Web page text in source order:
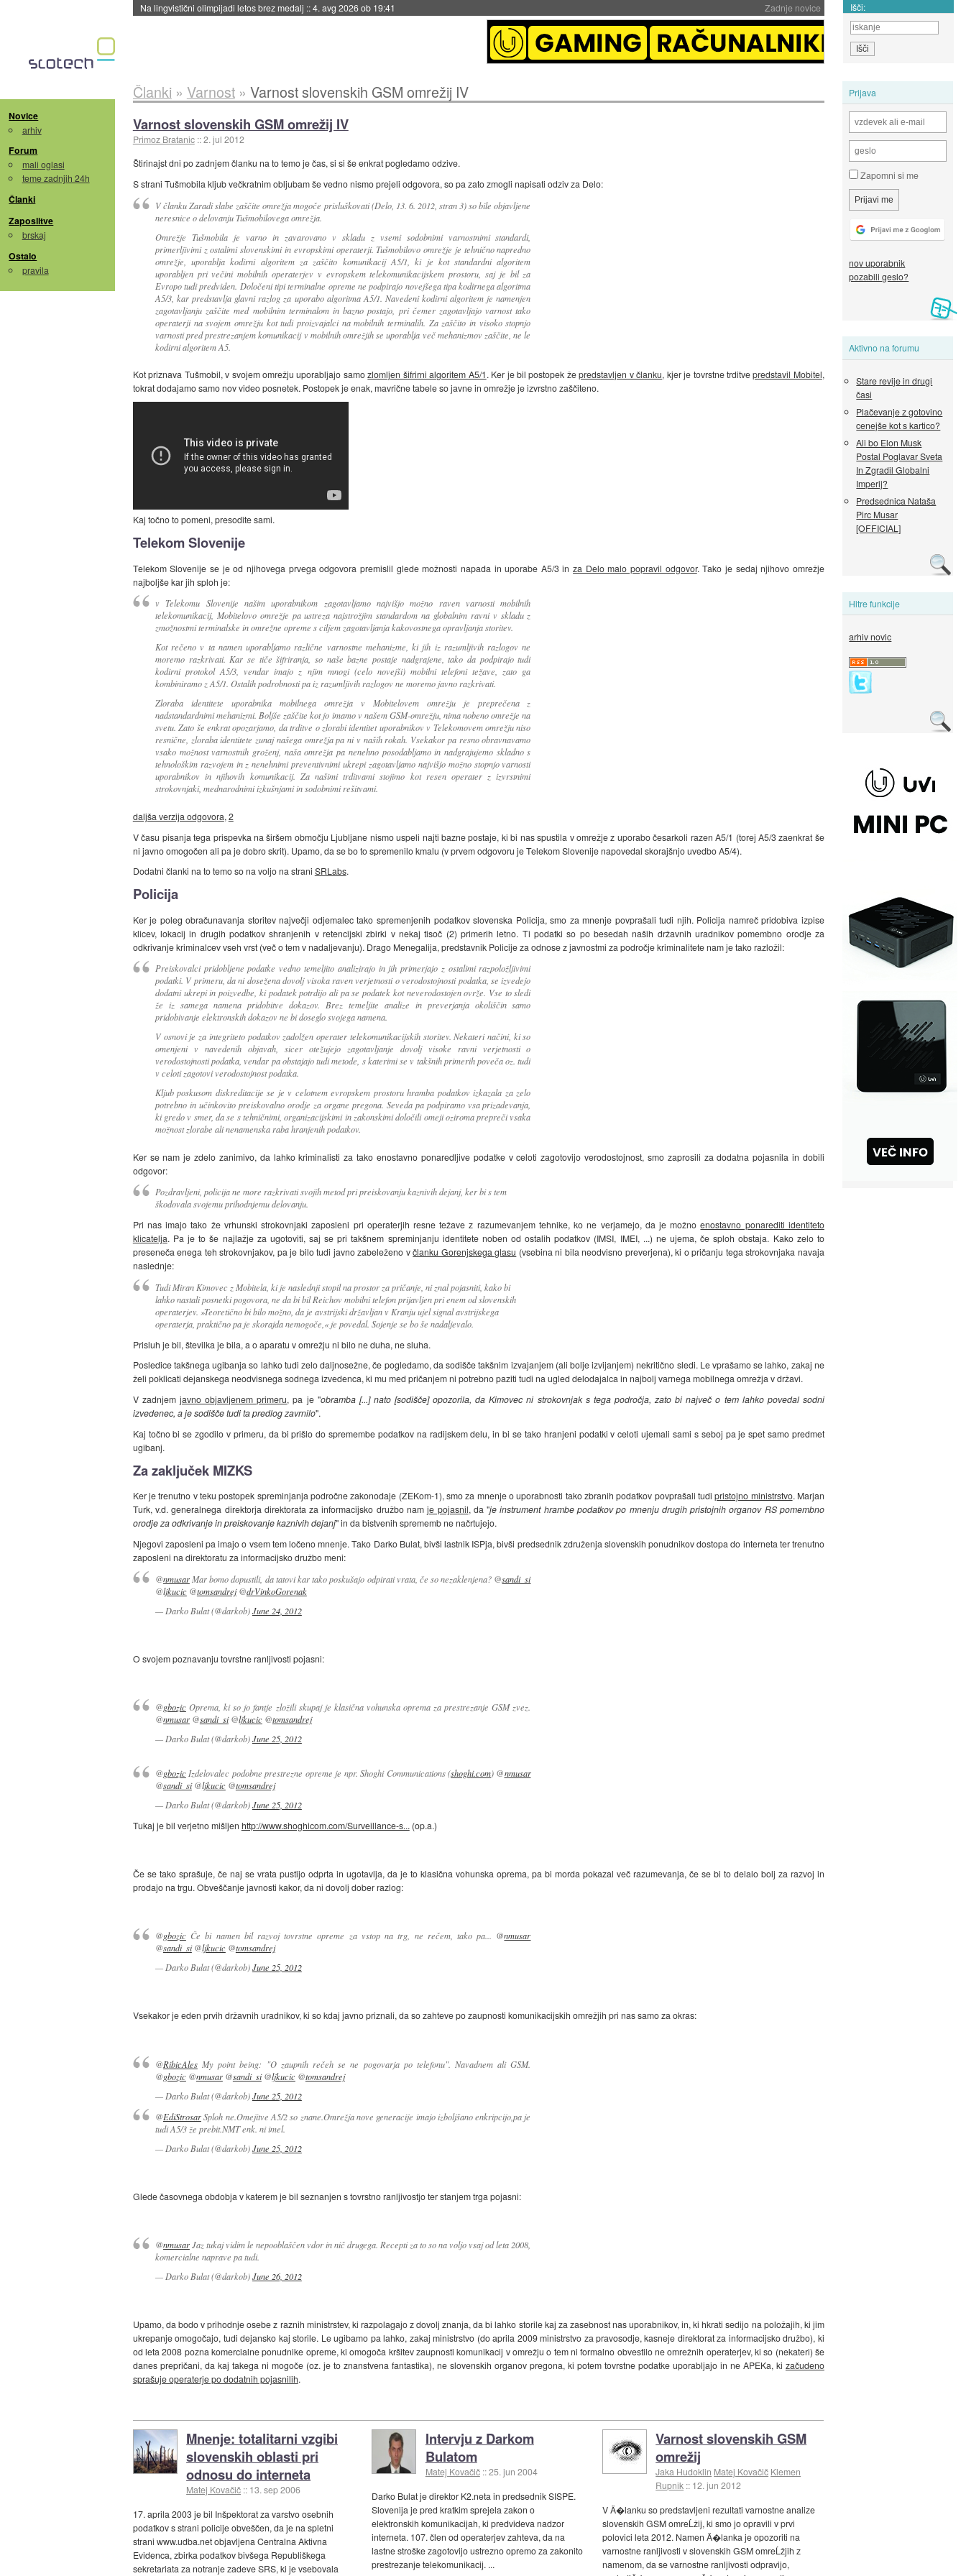
Zadnje novice
Na lingvistični olimpijadi letos brez medalj ::4. avg 2026 ob 19:41 Išči:
Novice
arhiv
Forum
mali oglasi
teme zadnjih 24h
Članki
Zaposlitve
brskaj
Ostalo
pravila
Prijava
Zapomni si me
nov uporabnik
pozabili geslo?
Aktivno na forumu
Stare revije in drugi
časi
Plačevanje z gotovino
cenejše kot s kartico?
Ali bo Elon Musk
Postal Poglavar Sveta
In Zgradil Globalni
Imperij?
Predsednica Nataša
Pirc Musar
[OFFICIAL]
Hitre funkcije
arhiv novic
Članki » Varnost» Varnost slovenskih GSM omrežij IV
Varnost slovenskih GSM omrežij IV
Primoz Bratanic ::2. jul 2012
Štirinajst dni po zadnjem članku na to temo je čas, si si še enkrat pogledamo odzive.
S strani Tušmobila kljub večkratnim obljubam še vedno nismo prejeli odgovora, so pa zato zmogli napisati odziv za Delo:
V članku Zaradi slabe zaščite omrežja mogoče prisluškovati (Delo, 13. 6. 2012, stran 3) so bile objavljene
neresnice o delovanju Tušmobilovega omrežja.
Omrežje Tušmobila je varno in zavarovano v skladu z vsemi sodobnimi varnostnimi standardi,
primerljivimi z ostalimi slovenskimi in evropskimi operaterji. Tušmobilovo omrežje je tehnično napredno
omrežje, uporablja kodirni algoritem za zaščito komunikacij A5/1, ki je kot standardni algoritem
uporabljen pri večini mobilnih operaterjev v evropskem telekomunikacijskem prostoru, saj je bil za
Evropo tudi predviden. Določeni tipi terminalne opreme ne podpirajo novejšega tipa kodirnega algoritma
A5/3, kar predstavlja glavni razlog za uporabo algoritma A5/1. Navedeni kodirni algoritem je namenjen
zagotavljanju zaščite med mobilnim terminalom in bazno postajo, pri čemer zagotavljajo varnost tako
operaterji na svojem omrežju kot tudi proizvajalci na mobilnih terminalih. Za zaščito in visoko stopnjo
varnosti pred prestrezanjem komunikacij v mobilnih omrežjih se uporablja več mehanizmov zaščite, ne le
kodirni algoritem A5.
Kot priznava Tušmobil, v svojem omrežju uporabljajo samozlomljen šifrirni algoritem A5/1. Ker je bil postopek žepredstavljen v članku, kjer je tovrstne trditvepredstavil Mobitel,
tokrat dodajamo samo nov video posnetek. Postopek je enak, mavrične tabele so javne in omrežje je izvrstno zaščiteno.
Kaj točno to pomeni, presodite sami.
Telekom Slovenije
Telekom Slovenije se je od njihovega prvega odgovora premislil glede možnosti napada in uporabe A5/3 inza Delo malo popravil odgovor. Tako je sedaj njihovo omrežje
najboljše kar jih sploh je:
v Telekomu Slovenije našim uporabnikom zagotavljamo najvišjo možno raven varnosti mobilnih
telekomunikacij, Mobitelovo omrežje pa ustreza najstrožjim standardom na globalnim ravni v skladu z
zmožnostmi terminalske in omrežne opreme s ciljem zagotavljanja kakovostnega opravljanja storitev.
Kot rečeno v ta namen uporabljamo različne varnostne mehanizme, ki jih iz razumljivih razlogov ne
moremo razkrivati. Kar se tiče šifriranja, so naše bazne postaje nadgrajene, tako da podpirajo tudi
kodirni protokol A5/3, vendar imajo z njim mnogi (celo novejši) mobilni telefoni težave, zato ga
kombiniramo z A5/1. Ostalih podrobnosti pa iz razumljivih razlogov ne moremo javno razkrivati.
Zloraba identitete uporabnika mobilnega omrežja v Mobitelovem omrežju je preprečena z
nadstandardnimi mehanizmi. Boljše zaščite kot jo imamo v našem GSM-omrežju, nima nobeno omrežje na
svetu. Zato še enkrat opozarjamo, da trditve o zlorabi identitet uporabnikov v Telekomovem omrežju niso
resnične, zloraba identitete zunaj našega omrežja pa ni v naših rokah. Vsekakor pa resno obravnavamo
vsako možnost varnostnih groženj, naša omrežja pa nenehno posodabljamo in nadgrajujemo skladno s
tehnološkim razvojem in z nenehnimi preventivnimi ukrepi zagotavljamo najvišjo možno stopnjo varnosti
uporabnikov in njihovih komunikacij. Za našimi trditvami stojimo kot resen operater z izvrstnimi
strokovnjaki, mednarodnimi izkušnjami in sodobnimi rešitvami.
daljša verzija odgovora, 2
V času pisanja tega prispevka na širšem območju Ljubljane nismo uspeli najti bazne postaje, ki bi nas spustila v omrežje z uporabo česarkoli razen A5/1 (torej A5/3 zaenkrat še
ni javno omogočen ali pa je dobro skrit). Upamo, da se bo to spremenilo kmalu (v prvem odgovoru je Telekom Slovenije napovedal skorajšnjo uvedbo A5/4).
Dodatni članki na to temo so na voljo na strani SRLabs.
Policija
Ker je poleg obračunavanja storitev največji odjemalec tako spremenjenih podatkov slovenska Policija, smo za mnenje povprašali tudi njih. Policija namreč pridobiva izpise
klicev, lokacij in drugih podatkov shranjenih v retencijski zbirki v nekaj tisoč (2) primerih letno. Ti podatki so po besedah naših državnih uradnikov pomembno orodje za
odkrivanje kriminalcev vseh vrst (več o tem v nadaljevanju). Drago Menegalija, predstavnik Policije za odnose z javnostmi za področje kriminalitete nam je tako razložil:
Preiskovalci pridobljene podatke vedno temeljito analizirajo in jih primerjajo z ostalimi razpoložljivimi
podatki. V primeru, da ni dosežena dovolj visoka raven verjetnosti o verodostojnosti podatka, se izvedejo
dodatni ukrepi in poizvedbe, ki podatek potrdijo ali pa se podatek kot neverodostojen ovrže. Vse to sledi
že iz samega namena pridobitve dokazov. Brez temeljite analize in preverjanja okoliščin samo
pridobivanje elektronskih dokazov ne bi doseglo svojega namena.
V osnovi je za integriteto podatkov zadolžen operater telekomunikacijskih storitev. Nekateri načini, ki so
omenjeni v navedenih objavah, sicer otežujejo zagotavljanje dovolj visoke ravni verjetnosti o
verodostojnosti podatka, vendar pa obstajajo tudi metode, s katerimi se v takšnih primerih poveča oz. tudi
v celoti zagotovi verodostojnost podatka.
Kljub poskusom diskreditacije se je v celotnem evropskem prostoru hramba podatkov izkazala za zelo
potrebno in učinkovito preiskovalno orodje za organe pregona. Seveda pa podpiramo vsa prizadevanja,
ki gredo v smer, da se s tehničnimi, organizacijskimi in zakonskimi določili omeji oziroma prepreči vsaka
možnost zlorabe ali nenamenska raba hranjenih podatkov.
Ker se nam je zdelo zanimivo, da lahko kriminalisti za tako enostavno ponaredljive podatke v celoti zagotovijo verodostojnost, smo zaprosili za dodatna pojasnila in dobili
odgovor:
Pozdravljeni, policija ne more razkrivati svojih metod pri preiskovanju kaznivih dejanj, ker bi s tem
škodovala svojemu prihodnjemu delovanju.
Pri nas imajo tako že vrhunski strokovnjaki zaposleni pri operaterjih resne težave z razumevanjem tehnike, ko ne verjamejo, da je možnoenostavno ponarediti identiteto
klicatelja. Pa je to še najlažje za ugotoviti, saj se pri takšnem spreminjanju identitete noben od ostalih podatkov (IMSI, IMEI, ...) ne ujema, če sploh obstaja. Kako zelo to
preseneča enega teh strokovnjakov, pa je bilo tudi javno zabeleženo včlanku Gorenjskega glasu (vsebina ni bila neodvisno preverjena), ki o pričanju tega strokovnjaka navaja
naslednje:
Tudi Miran Kimovec z Mobitela, ki je naslednji stopil na prostor za pričanje, ni znal pojasniti, kako bi
lahko nastali posnetki pogovora, ne da bi bil Reichov mobilni telefon prijavljen pri enem od slovenskih
operaterjev. »Teoretično bi bilo možno, da je avstrijski državljan v Kranju ujel signal avstrijskega
operaterja, praktično pa je skorajda nemogoče,« je povedal. Sojenje se bo še nadaljevalo.
Prisluh je bil, številka je bila, a o aparatu v omrežju ni bilo ne duha, ne sluha.
Posledice takšnega ugibanja so lahko tudi zelo daljnosežne, če pogledamo, da sodišče takšnim izvajanjem (ali bolje izvijanjem) nekritično sledi. Le vprašamo se lahko, zakaj ne
želi poklicati dejanskega neodvisnega sodnega izvedenca, ki mu med pričanjem ni potrebno paziti tudi na ugled delodajalca in najbolj varnega mobilnega omrežja v državi.
V zadnjemjavno objavljenem primeru, pa je "obramba [...] nato [sodišče] opozorila, da Kimovec ni strokovnjak s tega področja, zato bi največ o tem lahko povedal sodni
izvedenec, a je sodišče tudi ta predlog zavrnilo".
Kaj točno bi se zgodilo v primeru, da bi prišlo do spremembe podatkov na radijskem delu, in bi se tako hranjeni podatki v celoti ujemali sami s seboj pa je spet samo predmet
ugibanj.
Za zaključek MIZKS
Ker je trenutno v teku postopek spreminjanja področne zakonodaje (ZEKom-1), smo za mnenje o uporabnosti tako zbranih podatkov povprašali tudipristojno ministrstvo. Marjan
Turk, v.d. generalnega direktorja direktorata za informacijsko družbo namje pojasnil, da "je instrument hrambe podatkov po mnenju drugih pristojnih organov RS pomembno
orodje za odkrivanje in preiskovanje kaznivih dejanj" in da bistvenih sprememb ne načrtujejo.
Njegovi zaposleni pa imajo o vsem tem ločeno mnenje. Tako Darko Bulat, bivši lastnik ISPja, bivši predsednik združenja slovenskih ponudnikov dostopa do interneta ter trenutno
zaposleni na direktoratu za informacijsko družbo meni:
@nmusarMar bomo dopustili, da tatovi kar tako poskušajo odpirati vrata, če so nezaklenjena? @sandi_si
@ljkucic @tomsandrej@drVinkoGorenak
— Darko Bulat (@darkob)June 24, 2012
O svojem poznavanju tovrstne ranljivosti pojasni:
@gbozic Oprema, ki so jo fantje zložili skupaj je klasična vohunska oprema za prestrezanje GSM zvez.
@nmusar@sandi_si@ljkucic @tomsandrej
— Darko Bulat (@darkob)June 25, 2012
@gbozic Izdelovalec podobne prestrezne opreme je npr. Shoghi Communications (shoghi.com) @nmusar
@sandi_si@ljkucic @tomsandrej
— Darko Bulat (@darkob)June 25, 2012
Tukaj je bil verjetno mišljen http://www.shoghicom.com/Surveillance-s... (op.a.)
Če se tako sprašuje, če naj se vrata pustijo odprta in ugotavlja, da je to klasična vohunska oprema, pa bi morda pokazal več razumevanja, če se bi to delalo bolj za razvoj in
prodajo na trgu. Obveščanje javnosti kakor, da ni dovolj dober razlog:
@gbozic Če bi namen bil razvoj tovrstne opreme za vstop na trg, ne rečem, tako pa... @nmusar
@sandi_si@ljkucic @tomsandrej
— Darko Bulat (@darkob)June 25, 2012
Vsekakor je eden prvih državnih uradnikov, ki so kdaj javno priznali, da so zahteve po zaupnosti komunikacijskih omrežjih pri nas samo za okras:
@RibicAlesMy point being: "O zaupnih rečeh se ne pogovarja po telefonu". Navadnem ali GSM.
@gbozic @nmusar@sandi_si@ljkucic @tomsandrej
— Darko Bulat (@darkob)June 25, 2012
@EdiStrosarSploh ne.Omejitve A5/2 so znane.Omrežja nove generacije imajo izboljšano enkripcijo,pa je
tudi A5/3 že prebit.NMT enk. ni imel.
— Darko Bulat (@darkob)June 25, 2012
Glede časovnega obdobja v katerem je bil seznanjen s tovrstno ranljivostjo ter stanjem trga pojasni:
@nmusarJaz tukaj vidim le nepooblaščen vdor in nič drugega. Recepti za to so na voljo vsaj od leta 2008,
komercialne naprave pa tudi.
— Darko Bulat (@darkob)June 26, 2012
Upamo, da bodo v prihodnje osebe z raznih ministrstev, ki razpolagajo z dovolj znanja, da bi lahko storile kaj za zasebnost nas uporabnikov, in, ki hkrati sedijo na položajih, ki jim
ukrepanje omogočajo, tudi dejansko kaj storile. Le ugibamo pa lahko, zakaj ministrstvo (do aprila 2009 ministrstvo za pravosodje, kasneje direktorat za informacijsko družbo), ki
od leta 2008 pozna komercialne ponudnike opreme, ki omogoča kršitev zaupnosti komunikacij v omrežju o tem ni formalno obvestilo ne omrežnih operaterjev, ki so (nekateri) še
danes prepričani, da kaj takega ni mogoče (oz. je to znanstvena fantastika), ne slovenskih organov pregona, ki potem tovrstne podatke uporabljajo in ne APEKa, ki začudeno
sprašuje operaterje po dodatnih pojasnilih.
Mnenje: totalitarni vzgibi
slovenskih oblasti pri
odnosu do interneta
Matej Kovačič :: 13. sep 2006
17. aprila 2003 je bil Inšpektorat za varstvo osebnih
podatkov s strani policije obveščen, da je na spletni
strani www.udba.net objavljena Centralna Aktivna
Evidenca, zbirka podatkov bivšega Republiškega
sekretariata za notranje zadeve SRS, ki je vsebovala
Intervju z Darkom
Bulatom
Matej Kovačič ::25. jun 2004
Darko Bulat je direktor K2.neta in predsednik SISPE.
Slovenija je pred kratkim sprejela zakon o
elektronskih komunikacijah, ki predvideva nadzor
interneta. 107. člen od operaterjev zahteva, da na
lastne stroške zagotovijo ustrezno opremo za zakonito
prestrezanje telekomunikacij. ...
Varnost slovenskih GSM
omrežij
Jaka Hudoklin Matej Kovačič Klemen
Rupnik :: 12. jun 2012
V Ä�lanku so predstavljeni rezultati varnostne analize
slovenskih GSM omreĹžij, ki smo jo opravili v prvi
polovici leta 2012. Namen Ä�lanka je opozoriti na
varnostne ranljivosti v slovenskih GSM omreĹžjih z
namenom, da se varnostne ranljivosti odpravijo,